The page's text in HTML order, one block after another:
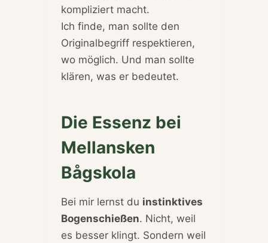
kompliziert macht.
Ich finde, man sollte den
Originalbegriff respektieren,
wo möglich. Und man sollte
klären, was er bedeutet.
Die Essenz bei
Mellansken
Bågskola
Bei mir lernst du instinktives
Bogenschießen. Nicht, weil
es besser klingt. Sondern weil